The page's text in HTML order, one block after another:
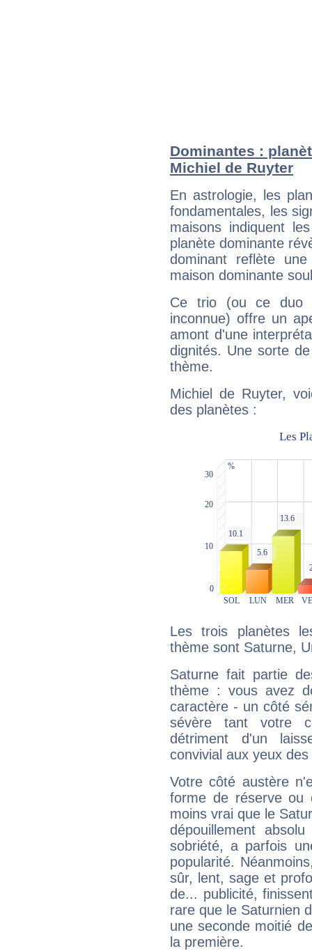
Dominantes :
Michiel de Ruyter
En astrologie, les
fondamentales, les
maisons indiquent
planète dominante
dominant reflète
maison dominante
Ce trio (ou ce duo
inconnue) offre un
amont d'une
dignités. Une sorte
thème.
Michiel de Ruyter,
des planètes :
Les trois planètes
thème sont Saturne,
Saturne fait partie
thème : vous avez
caractère - un côté
sévère tant votre
détriment d'un
convivial aux yeux
Votre côté austère
forme de réserve
moins vrai que le
dépouillement
sobriété, a parfois
popularité.
sûr, lent, sage et
de... publicité,
rare que le Saturnien
une seconde moitié
la première.